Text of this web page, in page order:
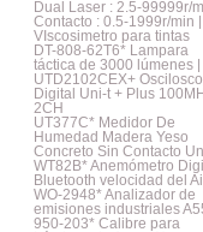
Dual Laser : 2.5-99999r/
Contacto : 0.5-1999r/min |
VIscosimetro para tintas
DT-808-62T6* Lampara
táctica de 3000 lúmenes |
UTD2102CEX+
Digital Uni-t + Plus
2CH
UT377C* Medidor De
Humedad Madera Yeso
Concreto Sin Contacto
WT82B* Anemómetro
Bluetooth velocidad del
WO-2948* Analizador de
emisiones industriales
950-203* Calibre para